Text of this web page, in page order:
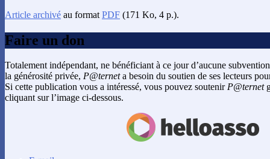
Article archivé au format PDF (171 Ko, 4 p.).
Faire un don
Totalement indépendant, ne bénéficiant à ce jour d’aucune
la générosité privée, P@terneta besoin du soutien de ses lecteurs
Si cette publication vous a intéressé, vous pouvez soutenirP@ternet
cliquant sur l’image ci-dessous.